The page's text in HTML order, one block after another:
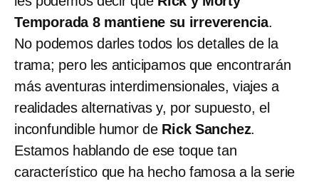
Temporada 8 mantiene su irreverencia.
No podemos darles todos los detalles de la
trama; pero les anticipamos que encontrarán
más aventuras interdimensionales, viajes a
realidades alternativas y, por supuesto, el
inconfundible humor de Rick Sanchez.
Estamos hablando de ese toque tan
característico que ha hecho famosa a la serie